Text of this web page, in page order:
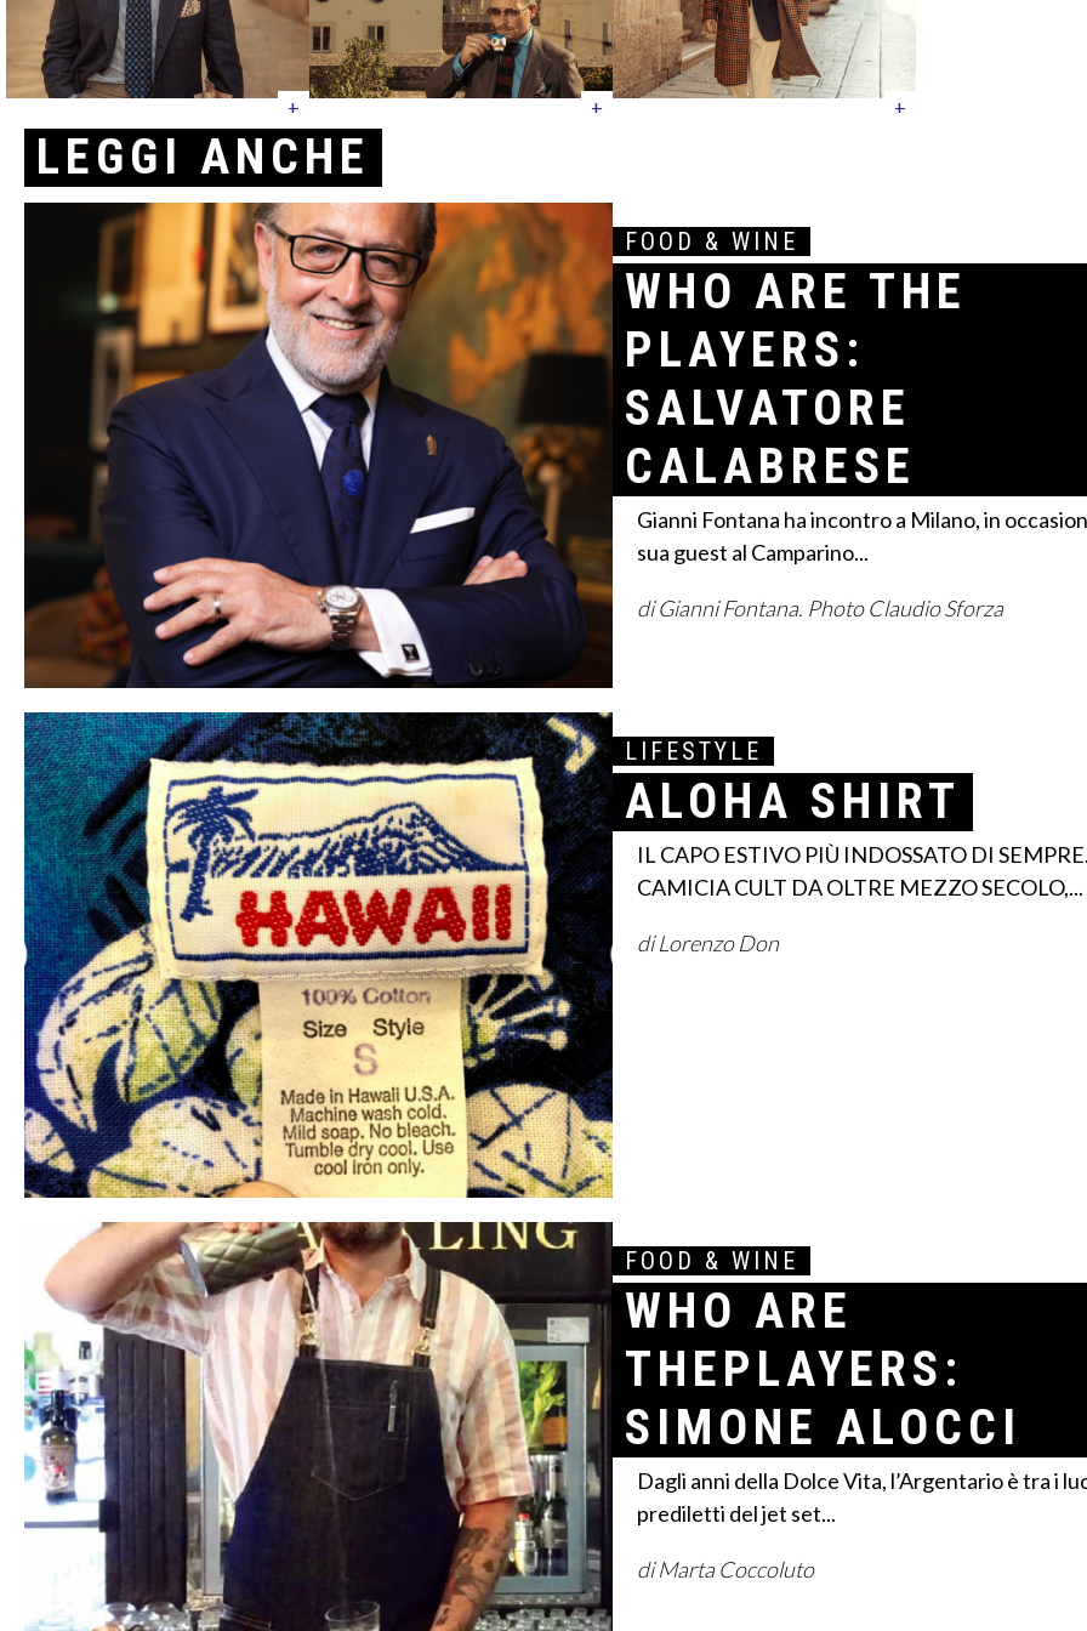
+ + +
LEGGI ANCHE
FOOD & WINE
WHO ARE THE
PLAYERS:
SALVATORE
CALABRESE
Gianni Fontana ha incontro a Milano, in
sua guest al Camparino...
di Gianni Fontana. Photo Claudio Sforza
LIFESTYLE
ALOHA SHIRT
IL CAPO ESTIVO PIÙ INDOSSATO DI
CAMICIA CULT DA OLTRE MEZZO SECOLO,...
di Lorenzo Don
FOOD & WINE
WHO ARE
THEPLAYERS:
SIMONE ALOCCI
Dagli anni della Dolce Vita, l’Argentario è tra i
prediletti del jet set...
di Marta Coccoluto